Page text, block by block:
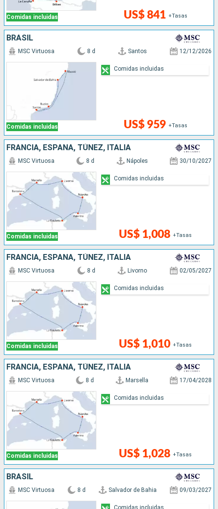
Comidas incluidas US$ 841 +Tasas
BRASIL
Comidas incluidas
MSC Virtuosa 8 d Santos 12/12/2026
US$ 959 +Tasas
Comidas incluidas
FRANCIA, ESPAÑA, TÚNEZ, ITALIA
Comidas incluidas
MSC Virtuosa 8 d Nápoles 30/10/2027
US$ 1,008 +Tasas
Comidas incluidas
FRANCIA, ESPAÑA, TÚNEZ, ITALIA
Comidas incluidas
MSC Virtuosa 8 d Livorno 02/05/2027
US$ 1,010 +Tasas
Comidas incluidas
FRANCIA, ESPAÑA, TÚNEZ, ITALIA
Comidas incluidas
MSC Virtuosa 8 d Marsella 17/04/2028
US$ 1,028 +Tasas
Comidas incluidas
BRASIL
MSC Virtuosa 8 d Salvador de Bahia 09/03/2027
Comidas incluidas